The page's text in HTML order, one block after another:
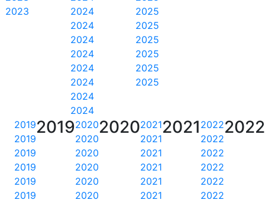
2025
2025
2025
2025
2025
2025
2024
2024
2024
2024
2024
2024
2024
2024
2023
2022
2022
2022
2022
2022
2022
2022
2021
2021
2021
2021
2021
2021
2021
2020
2020
2020
2020
2020
2020
2020
2019
2019
2019
2019
2019
2019
2019